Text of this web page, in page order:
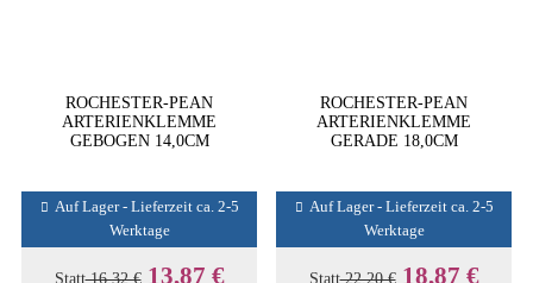
ROCHESTER-PEAN
ARTERIENKLEMME
GEBOGEN 14,0CM
Auf Lager - Lieferzeit ca. 2-5
Werktage
Statt16,32 € 13,87 €
ROCHESTER-PEAN
ARTERIENKLEMME
GERADE 18,0CM
Auf Lager - Lieferzeit ca. 2-5
Werktage
Statt22,20 € 18,87 €